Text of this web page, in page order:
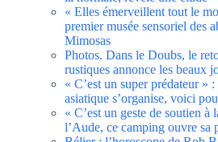
« Elles émerveillent tout le
premier musée sensoriel des
Mimosas
Photos. Dans le Doubs, le
rustiques annonce les beaux
« C’est un super prédateur »
asiatique s’organise, voici
« C’est un geste de soutien à
l’Aude, ce camping ouvre sa